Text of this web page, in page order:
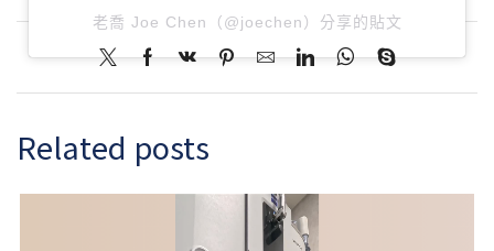
老喬 Joe Chen（@joechen）分享的貼文
Related posts